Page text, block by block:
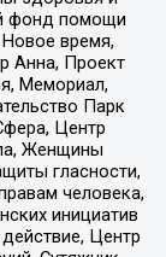
фонд помощи
время,
Анна, Проект
Мемориал,
Парк
Центр
Женщины
гласности,
человека,
инициатив
Центр